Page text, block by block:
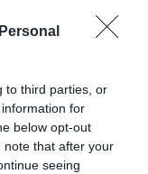
to third parties, or
for
below opt-out
note that after your
seeing
τοένα
όσο
τα εγγόνια